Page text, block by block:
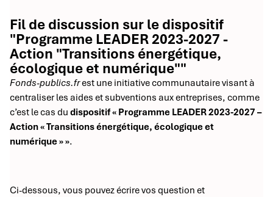
Fil de discussion sur le dispositif
"Programme LEADER 2023-2027 -
Action "Transitions énergétique,
écologique et numérique""
Fonds-publics.frest une initiative communautaire visant à
centraliser les aides et subventions aux entreprises, comme
c’est le cas du dispositif « Programme LEADER 2023-2027 –
Action « Transitions énergétique, écologique et
numérique » ».
Ci-dessous, vous pouvez écrire vos question et